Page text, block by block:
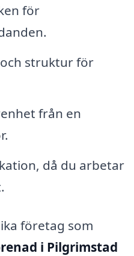
för
struktur för
från en
då du arbetar
företag som
i Pilgrimstad